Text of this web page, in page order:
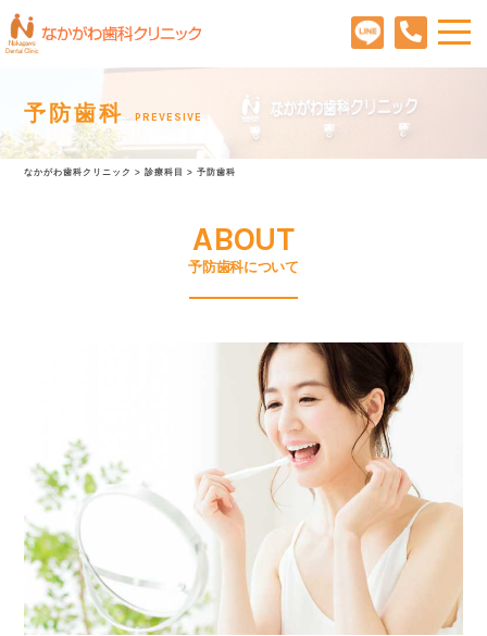
予防歯科 PREVESIVE
なかがわ歯科クリニック >診療科目 >予防歯科
ABOUT
予防歯科について